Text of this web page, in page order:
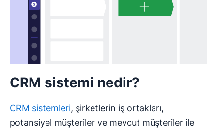
CRM sistemi nedir?
CRM sistemleri, şirketlerin iş ortakları,
potansiyel müşteriler ve mevcut müşteriler ile